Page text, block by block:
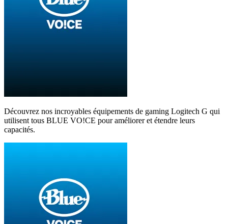
Découvrez nos incroyables équipements de gaming Logitech G qui
utilisent tous BLUE VO!CE pour améliorer et étendre leurs
capacités.